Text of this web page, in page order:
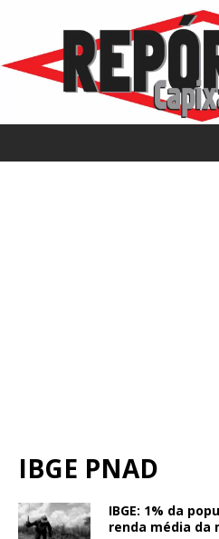
IBGE PNAD
IBGE: 1% da
renda média da